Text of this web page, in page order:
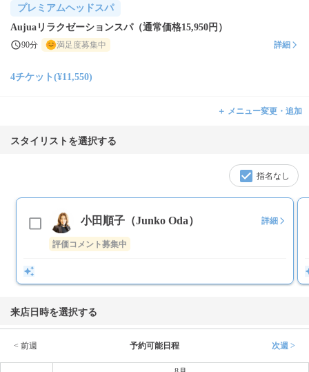
プレミアムヘッドスパ
Aujuaリラクゼーションスパ（通常価格15,950円）
90分 満足度募集中 詳細
4チケット(¥11,550)
＋ メニュー変更・追加
スタイリストを選択する
指名なし
小田順子（Junko Oda） 詳細
評価コメント募集中
来店日時を選択する
< 前週 予約可能日程 次週 >